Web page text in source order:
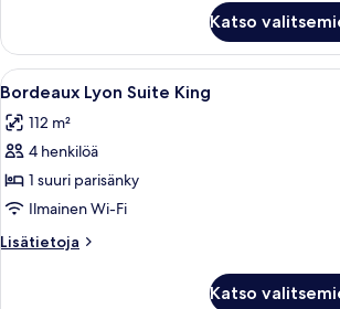
Suite
Queens
Katso
Avaa
kaikki
huonetyypin
Bordeaux
Lyon
Suite
King
kuvat
4
Bordeaux Lyon Suite King
112 m²
4 henkilöä
1 suuri parisänky
Ilmainen Wi-Fi
Lisätietoja
Lisätietoja
Katso